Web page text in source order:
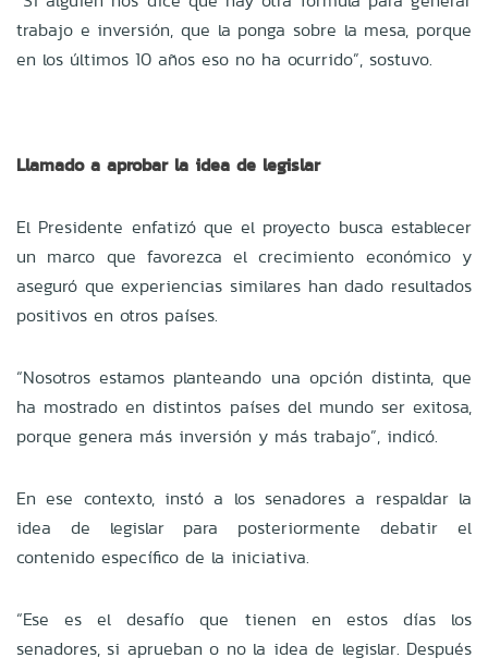
trabajo e inversión, que la ponga sobre la mesa, porque
en los últimos 10 años eso no ha ocurrido”, sostuvo.
Llamado a aprobar la idea de legislar
El Presidente enfatizó que el proyecto busca establecer
un marco que favorezca el crecimiento económico y
aseguró que experiencias similares han dado resultados
positivos en otros países.
“Nosotros estamos planteando una opción distinta, que
ha mostrado en distintos países del mundo ser exitosa,
porque genera más inversión y más trabajo”, indicó.
En ese contexto, instó a los senadores a respaldar la
idea de legislar para posteriormente debatir el
contenido específico de la iniciativa.
“Ese es el desafío que tienen en estos días los
senadores, si aprueban o no la idea de legislar. Después